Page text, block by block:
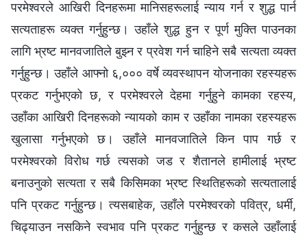
परमेश्‍वरले आखिरी दिनहरूमा मानिसहरूलाई न्याय गर्न र शुद्ध पार्न
सत्यताहरू व्यक्त गर्नुहुन्छ। उहाँले शुद्ध हुन र पूर्ण मुक्ति पाउनका
लागि भ्रष्ट मानवजातिले बुझ्‍न र प्रवेश गर्न चाहिने सबै सत्यता व्यक्त
गर्नुहुन्छ। उहाँले आफ्‍नो ६,००० वर्षे व्यवस्थापन योजनाका रहस्यहरू
प्रकट गर्नुभएको छ, र परमेश्‍वरले देहमा गर्नुहुने कामका रहस्य,
उहाँका आखिरी दिनहरूको न्यायको काम र उहाँका नामका रहस्यहरू
खुलासा गर्नुभएको छ। उहाँले मानवजातिले किन पाप गर्छ र
परमेश्‍वरको विरोध गर्छ त्यसको जड र शैतानले हामीलाई भ्रष्ट
बनाउनुको सत्यता र सबै किसिमका भ्रष्ट स्थितिहरूको सत्यतालाई
पनि प्रकट गर्नुहुन्छ। त्यसबाहेक, उहाँले परमेश्‍वरको पवित्र, धर्मी,
चिढ्याउन नसकिने स्वभाव पनि प्रकट गर्नुहुन्छ र कसले उहाँलाई